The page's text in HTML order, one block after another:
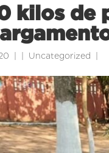
kilos de
Uncategorized